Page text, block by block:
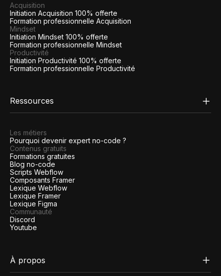
Acquisition
Initiation Acquisition 100% offerte
Formation professionnelle Acquisition
Mindset
Initiation Mindset 100% offerte
Formation professionnelle Mindset
Productivité
Initiation Productivité 100% offerte
Formation professionnelle Productivité
Ressources
Les métiers
Pourquoi devenir expert no-code ?
Contenus gratuits
Formations gratuites
Blog no-code
Scripts Webflow
Composants Framer
Lexique Webflow
Lexique Framer
Lexique Figma
Communauté
Discord
Youtube
À propos